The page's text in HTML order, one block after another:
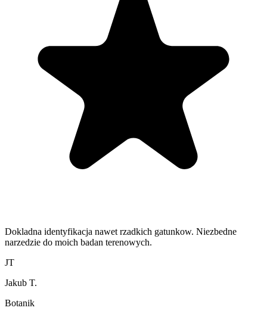
Dokladna identyfikacja nawet rzadkich gatunkow. Niezbedne
narzedzie do moich badan terenowych.
JT
Jakub T.
Botanik